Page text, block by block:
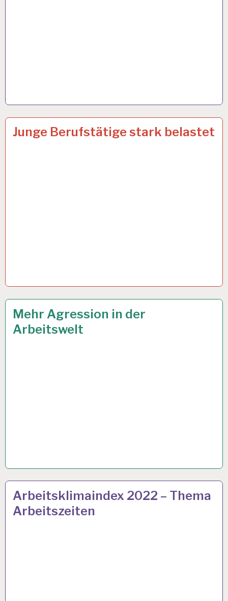
ARBEIT
UND
Junge Berufstätige stark belastet
4 OKT. 2022
AGRESSION…
Mehr Agression in der
Arbeitswelt
14 JULI 2022
50PLUS…
Arbeitsklimaindex 2022 – Thema
Arbeitszeiten
24 JUNI 2022